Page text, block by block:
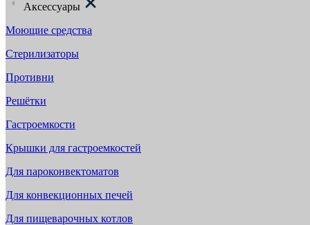
Аксессуары
Моющие средства
Стерилизаторы
Противни
Решётки
Гастроемкости
Крышки для гастроемкостей
Для пароконвектоматов
Для конвекционных печей
Для пищеварочных котлов